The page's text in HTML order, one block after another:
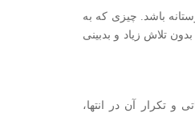
باشد. چیزی که به
تلاش زیاد و بدبینی
و تکرار آن در انتها،